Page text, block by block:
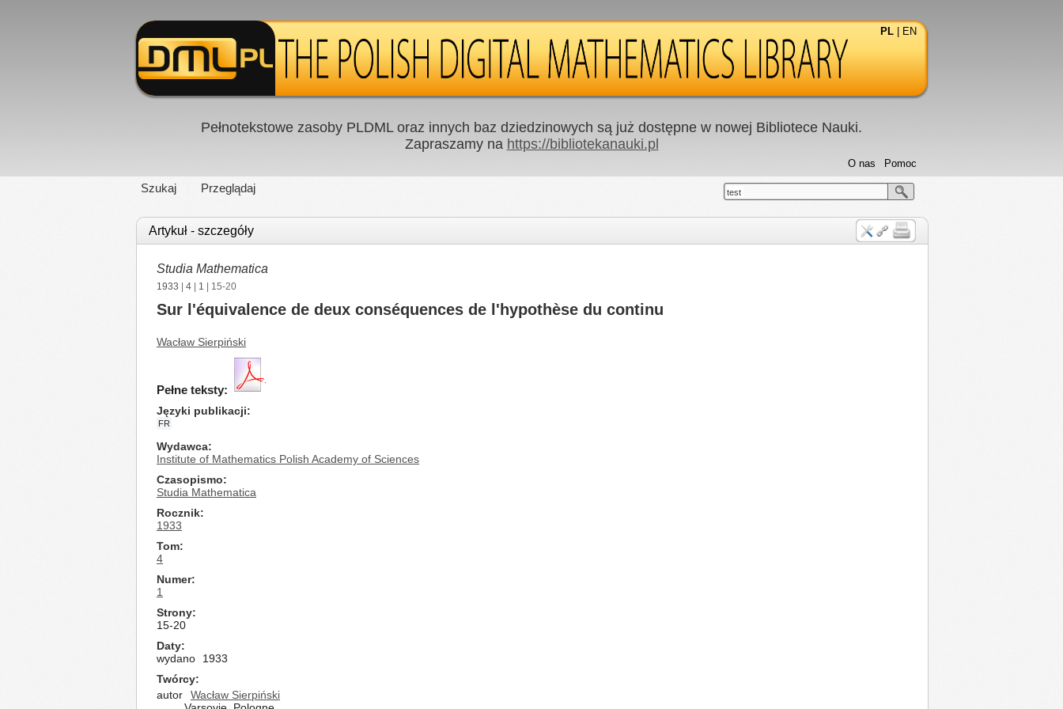
PL EN
Pełnotekstowe zasoby PLDML oraz innych baz dziedzinowych są już dostępne w nowej Bibliotece Nauki.
Zapraszamy na https://bibliotekanauki.pl
Szukaj Przeglądaj
Pomoc
O nas
test
Artykuł - szczegóły
Studia Mathematica
1933 4 1 | 15-20
Sur l'équivalence de deux conséquences de l'hypothèse du continu
Wacław Sierpiński
Pełne teksty:
Języki publikacji
FR
Wydawca
Institute of Mathematics Polish Academy of Sciences
Czasopismo
Studia Mathematica
Rocznik
1933
Tom
4
Numer
1
Strony
15-20
Daty
wydano
1933
Twórcy
autor
Wacław Sierpiński